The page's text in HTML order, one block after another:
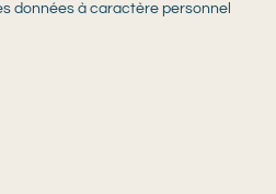
données à caractère personnel